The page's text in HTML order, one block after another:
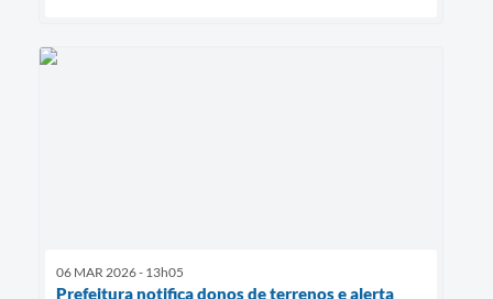
06 MAR 2026 - 13h05
Prefeitura notifica donos de terrenos e alerta